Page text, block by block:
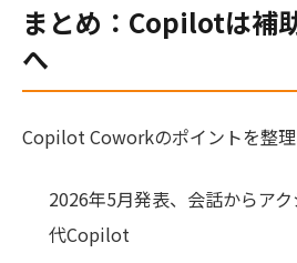
まとめ：Copilotは補
へ
Copilot Coworkのポイントを整理
2026年5月発表、会話からア
代Copilot